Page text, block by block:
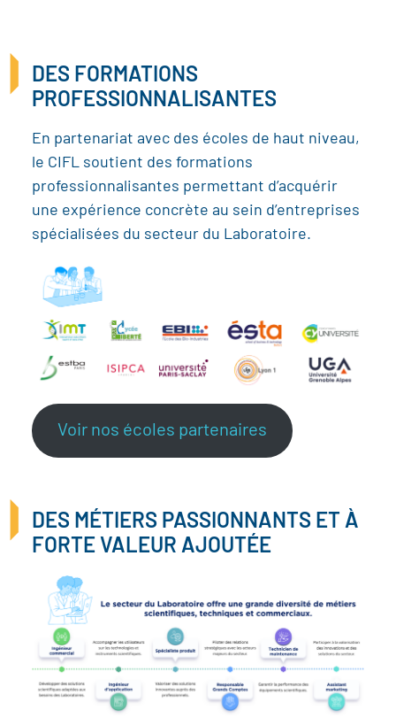
DES FORMATIONS
PROFESSIONNALISANTES
En partenariat avec des écoles de haut niveau,
le CIFL soutient des formations
professionnalisantes permettant d’acquérir
une expérience concrète au sein d’entreprises
spécialisées du secteur du Laboratoire.
Voir nos écoles partenaires
DES MÉTIERS PASSIONNANTS ET À
FORTE VALEUR AJOUTÉE